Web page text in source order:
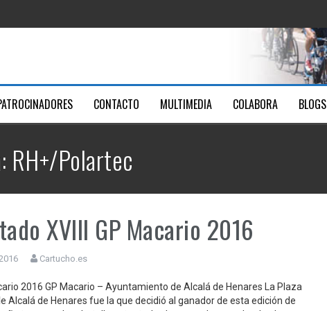
CONTACTO MULTIMEDIA COLABORA BLOGS
RH+/Polartec
XVIII GP Macario 2016
Cartucho.es
2016 GP Macario – Ayuntamiento de Alcalá de Henares La Plaza
Alcalá de Henares fue la que decidió al ganador de esta edición de